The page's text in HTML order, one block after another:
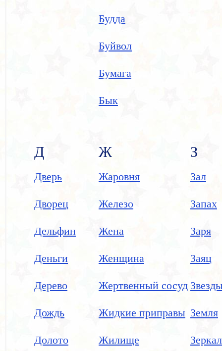
Будда
Буйвол
Бумага
Бык
Д
Дверь
Дворец
Дельфин
Деньги
Дерево
Дождь
Долото
Ж
Жаровня
Железо
Жена
Женщина
Жертвенный сосуд
Жидкие приправы
Жилище
З
Зал
Запах
Заря
Заяц
Земля